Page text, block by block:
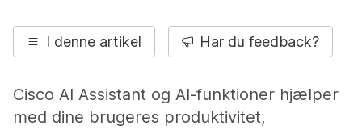
I denne artikel Har du feedback?
Cisco AI Assistant og AI-funktioner hjælper
med dine brugeres produktivitet,